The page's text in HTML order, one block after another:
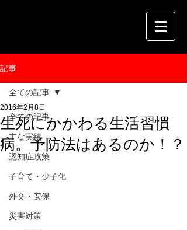
記事
全ての記事
主な実績
認知症政策
子育て・少子化
外交・安保
災害対策
全ての記事
生死にかかわる生活習慣
病。予防法はあるのか！？
2016年2月8日